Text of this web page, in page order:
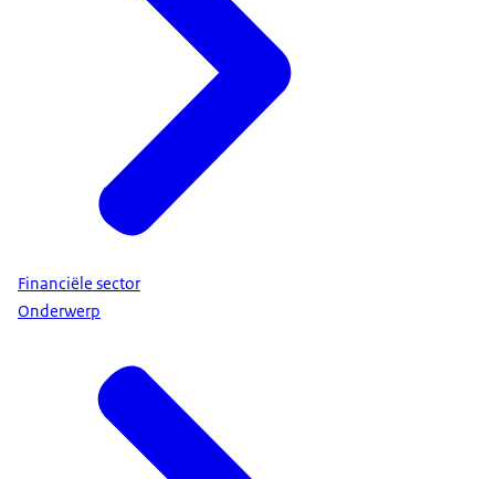
Financiële sector
Onderwerp